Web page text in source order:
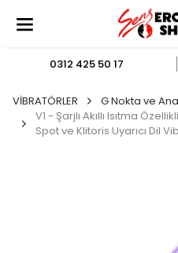
0312 425 50 17
VİBRATÖRLER
G Nokta ve
V1 - Şarjlı Akıllı Isıtma
Spot ve Klitoris Uyarıcı Dil